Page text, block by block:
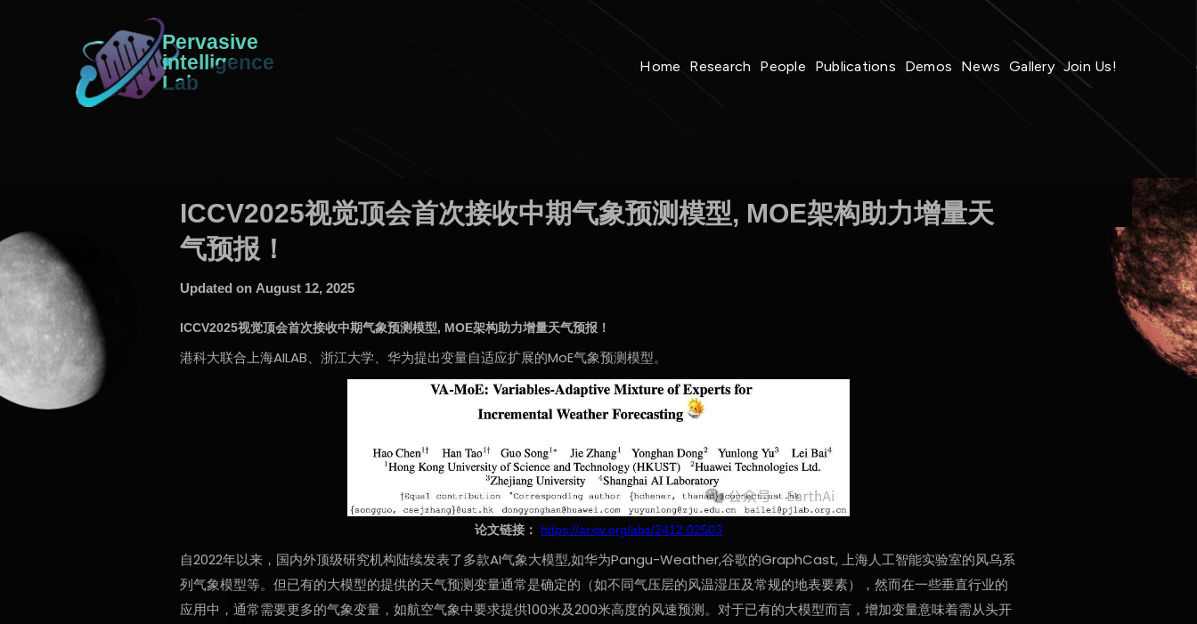
Pervasive
intelligence
Lab
Home Research People Publications Demos News Gallery Join Us!
ICCV2025视觉顶会首次接收中期气象预测模型, MOE架构助力增量天
气预报！
Updated on August 12, 2025
ICCV2025视觉顶会首次接收中期气象预测模型, MOE架构助力增量天气预报！
港科大联合上海AILAB、浙江大学、华为提出变量自适应扩展的MoE气象预测模型。
论文链接： https://arxiv.org/abs/2412.02503
自2022年以来，国内外顶级研究机构陆续发表了多款AI气象大模型,如华为Pangu-Weather,谷歌的GraphCast, 上海人工智能实验室的风乌系
列气象模型等。但已有的大模型的提供的天气预测变量通常是确定的（如不同气压层的风温湿压及常规的地表要素），然而在一些垂直行业的
应用中，通常需要更多的气象变量，如航空气象中要求提供100米及200米高度的风速预测。对于已有的大模型而言，增加变量意味着需从头开